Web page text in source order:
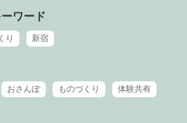
ワード
り 新宿
おさんぽ ものづくり 体験共有